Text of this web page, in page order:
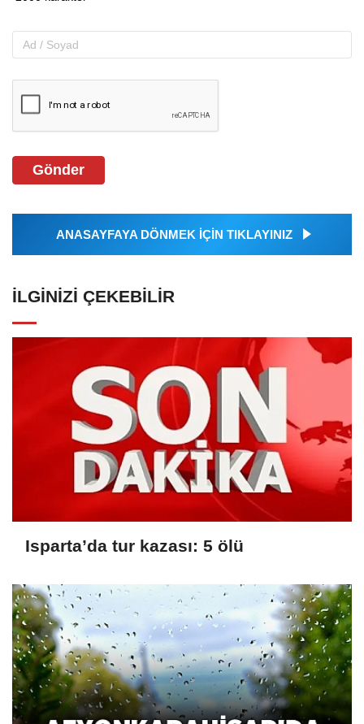
Gönder
ANASAYFAYA DÖNMEK İÇİN TIKLAYINIZ
İLGINIZI ÇEKEBILIR
Isparta’da tur kazası: 5 ölü